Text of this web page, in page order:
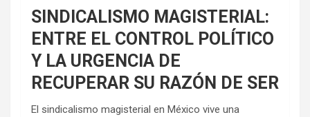
SINDICALISMO MAGISTERIAL:
ENTRE EL CONTROL POLÍTICO
Y LA URGENCIA DE
RECUPERAR SU RAZÓN DE SER
El sindicalismo magisterial en México vive una